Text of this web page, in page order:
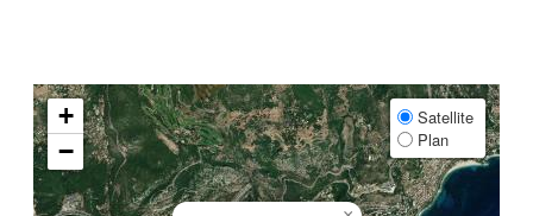
+
−
Satellite
Plan